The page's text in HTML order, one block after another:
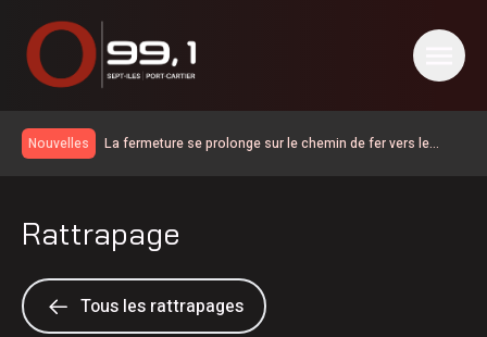
Nouvelles
La fermeture se prolonge sur le chemin de fer vers le
Gaspésie via Anticosti
600 embarcations vérifiées lors de l’Opération nationale
concertée en sécurité nautique de la SQ
nombreux feux de forêt dans le nord
Saisie à Sept-Îles de stupéfiants destinés à la Minganie
Report du scrutin d’au moins une semaine à Nutashkuan |
Rattrapage
Tous les rattrapages